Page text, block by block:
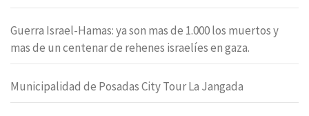
Guerra Israel-Hamas: ya son mas de 1.000 los muertos y
mas de un centenar de rehenes israelíes en gaza.
Municipalidad de Posadas City Tour La Jangada